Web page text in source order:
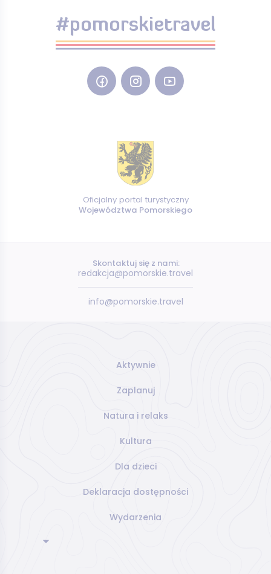
#pomorskietravel
Oficjalny portal turystyczny
Województwa Pomorskiego
Skontaktuj się z nami:
redakcja@pomorskie.travel
info@pomorskie.travel
Aktywnie
Zaplanuj
Natura i relaks
Kultura
Dla dzieci
Deklaracja dostępności
Wydarzenia